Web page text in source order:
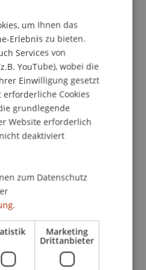
Limiten anerkennt, die
Ressourcen akzeptiert
Bedingungen kreativ
Lehre sich auf Lernen
nicht auf bürokratische
wichtiger ist als
Und dass Architektur
einzelnen heroischen
und
gemeinsamer
Architektur entsteht nicht
Haltung.
unser Beruf rasant.
auch künstliche
um Ihnen das
Erlebnis zu bieten.
Services von
YouTube), wobei die
Einwilligung gesetzt
Cookies
grundlegende
Website erforderlich
deaktiviert
zum Datenschutz
Marketing
Drittanbieter